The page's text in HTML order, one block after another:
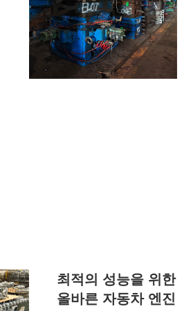
최적의 성능을 위한
올바른 자동차 엔진